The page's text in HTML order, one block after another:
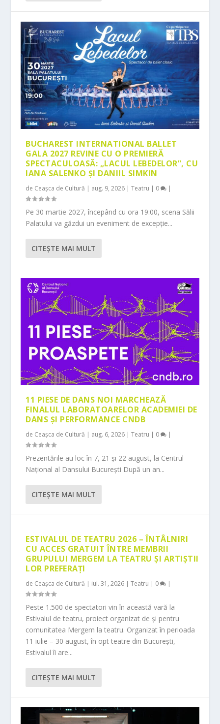
BUCHAREST INTERNATIONAL BALLET
GALA 2027 REVINE CU O PREMIERĂ
SPECTACULOASĂ: „LACUL LEBEDELOR”, CU
IANA SALENKO ȘI DANIIL SIMKIN
de Ceașca de Cultură | aug. 9, 2026 |Teatru | 0 |
Pe 30 martie 2027, începând cu ora 19:00, scena Sălii
Palatului va găzdui un eveniment de excepție...
CITEŞTE MAI MULT
11 PIESE DE DANS NOI MARCHEAZĂ
FINALUL LABORATOARELOR ACADEMIEI DE
DANS ȘI PERFORMANCE CNDB
de Ceașca de Cultură | aug. 6, 2026 |Teatru | 0 |
Prezentările au loc în 7, 21 și 22 august, la Centrul
Național al Dansului București După un an...
CITEŞTE MAI MULT
ESTIVALUL DE TEATRU 2026 – ÎNTÂLNIRI
CU ACCES GRATUIT ÎNTRE MEMBRII
GRUPULUI MERGEM LA TEATRU ȘI ARTIȘTII
LOR PREFERAȚI
de Ceașca de Cultură | iul. 31, 2026 |Teatru | 0 |
Peste 1.500 de spectatori vin în această vară la
Estivalul de teatru, proiect organizat de și pentru
comunitatea Mergem la teatru. Organizat în perioada
11 iulie – 30 august, în opt teatre din București,
Estivalul îi are...
CITEŞTE MAI MULT